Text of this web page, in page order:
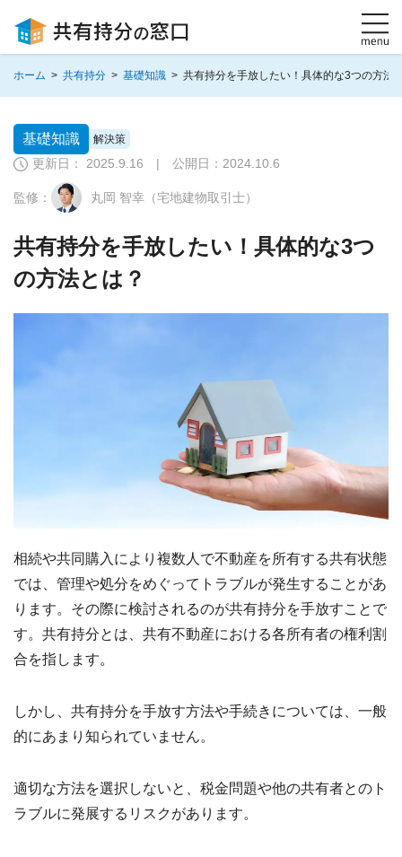
ホーム > 共有持分 > 基礎知識 > 共有持分を手放したい！具体的な3つの方法
基礎知識 解決策
更新日： 2025.9.16 | 公開日： 2024.10.6
監修： 丸岡 智幸（宅地建物取引士）
共有持分を手放したい！具体的な3つ
の方法とは？
相続や共同購入により複数人で不動産を所有する共有状態
では、管理や処分をめぐってトラブルが発生することがあ
ります。その際に検討されるのが共有持分を手放すことで
す。共有持分とは、共有不動産における各所有者の権利割
合を指します。
しかし、共有持分を手放す方法や手続きについては、一般
的にあまり知られていません。
適切な方法を選択しないと、税金問題や他の共有者とのト
ラブルに発展するリスクがあります。